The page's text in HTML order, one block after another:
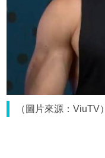
（圖片來源：ViuTV）